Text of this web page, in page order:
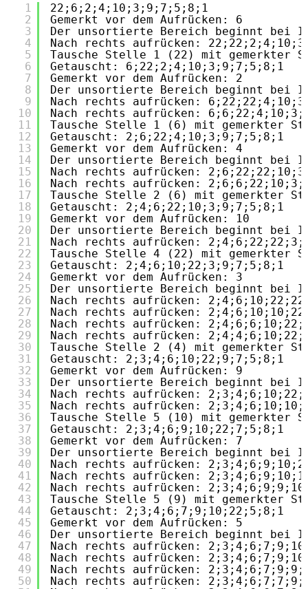
1
2
3
4
5
6
7
8
9
10
11
12
13
14
15
16
17
18
19
20
21
22
23
24
25
26
27
28
29
30
31
32
33
34
35
36
37
38
39
40
41
42
43
44
45
46
47
48
49
50
22;6;2;4;10;3;9;7;5;8;1
Gemerkt vor dem Aufrücken: 6
Der unsortierte Bereich beginnt bei
Nach rechts aufrücken:
Tausche Stelle 1 (22) mit gemerkter
Getauscht: 6;22;2;4;10;3;9;7;5;8;1
Gemerkt vor dem Aufrücken: 2
Der unsortierte Bereich beginnt bei
Nach rechts aufrücken:
Nach rechts aufrücken:
Tausche Stelle 1 (6) mit gemerkter
Getauscht: 2;6;22;4;10;3;9;7;5;8;1
Gemerkt vor dem Aufrücken: 4
Der unsortierte Bereich beginnt bei
Nach rechts aufrücken:
Nach rechts aufrücken:
Tausche Stelle 2 (6) mit gemerkter
Getauscht: 2;4;6;22;10;3;9;7;5;8;1
Gemerkt vor dem Aufrücken: 10
Der unsortierte Bereich beginnt bei
Nach rechts aufrücken:
Tausche Stelle 4 (22) mit gemerkter
Getauscht: 2;4;6;10;22;3;9;7;5;8;1
Gemerkt vor dem Aufrücken: 3
Der unsortierte Bereich beginnt bei
Nach rechts aufrücken:
Nach rechts aufrücken:
Nach rechts aufrücken:
Nach rechts aufrücken:
Tausche Stelle 2 (4) mit gemerkter
Getauscht: 2;3;4;6;10;22;9;7;5;8;1
Gemerkt vor dem Aufrücken: 9
Der unsortierte Bereich beginnt bei
Nach rechts aufrücken:
Nach rechts aufrücken:
Tausche Stelle 5 (10) mit gemerkter
Getauscht: 2;3;4;6;9;10;22;7;5;8;1
Gemerkt vor dem Aufrücken: 7
Der unsortierte Bereich beginnt bei
Nach rechts aufrücken:
Nach rechts aufrücken:
Nach rechts aufrücken:
Tausche Stelle 5 (9) mit gemerkter
Getauscht: 2;3;4;6;7;9;10;22;5;8;1
Gemerkt vor dem Aufrücken: 5
Der unsortierte Bereich beginnt bei
Nach rechts aufrücken:
Nach rechts aufrücken:
Nach rechts aufrücken:
Nach rechts aufrücken: